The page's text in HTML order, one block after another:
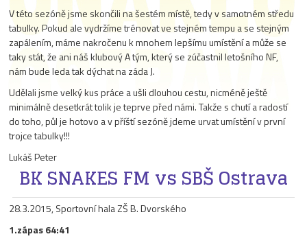
V této sezóně jsme skončili na šestém místě, tedy v samotném středu
tabulky. Pokud ale vydržíme trénovat ve stejném tempu a se stejným
zapálením, máme nakročenu k mnohem lepšímu umístění a může se
taky stát, že ani náš klubový A tým, který se zúčastnil letošního NF,
nám bude leda tak dýchat na zádaJ.
Udělali jsme velký kus práce a ušli dlouhou cestu, nicméně ještě
minimálně desetkrát tolik je teprve před námi. Takže s chutí a radostí
do toho, půl je hotovo a v příští sezóně jdeme urvat umístění v první
trojce tabulky!!!
Lukáš Peter
BK SNAKES FM vs SBŠ Ostrava
28.3.2015, Sportovní hala ZŠ B. Dvorského
1.zápas 64:41